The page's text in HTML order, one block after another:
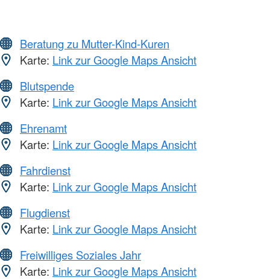
Beratung zu Mutter-Kind-Kuren
Karte: Link zur Google Maps Ansicht
Blutspende
Karte: Link zur Google Maps Ansicht
Ehrenamt
Karte: Link zur Google Maps Ansicht
Fahrdienst
Karte: Link zur Google Maps Ansicht
Flugdienst
Karte: Link zur Google Maps Ansicht
Freiwilliges Soziales Jahr
Karte: Link zur Google Maps Ansicht